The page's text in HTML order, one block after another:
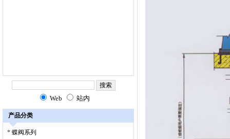
Web 站内
产品分类
* 蝶阀系列